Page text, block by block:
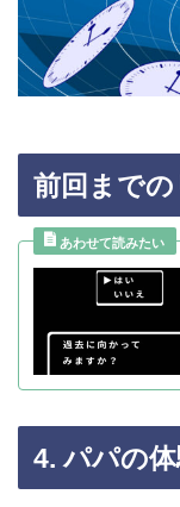
前回までの
4. パパの